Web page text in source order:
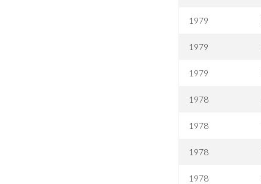
1979
1979
1979
1978
1978
1978
1978